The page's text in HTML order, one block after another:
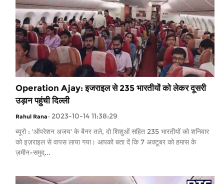
Operation Ajay: इजराइल से 235 भारतीयों को लेकर दूसरी
उड़ान पहुंची दिल्ली
Rahul Rana- 2023-10-14 11:38:29
ब्यूरो : 'ऑपरेशन अजय' के बैनर तले, दो शिशुओं सहित 235 भारतीयों को शनिवार
को इज़राइल से वापस लाया गया। आपको बता दें कि 7 अक्टूबर को हमास के
ज़मीन-समुद्...